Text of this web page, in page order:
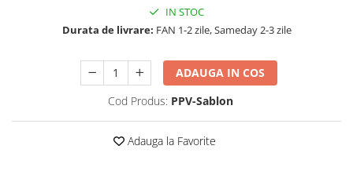
IN STOC
Durata de livrare: FAN 1-2 zile, Sameday 2-3 zile
ADAUGA IN COS
Cod Produs: PPV-Sablon
Adauga la Favorite